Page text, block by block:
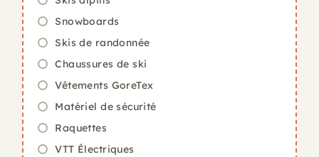
Snowboards
Skis de randonnée
Chaussures de ski
Vêtements GoreTex
Matériel de sécurité
Raquettes
VTT Électriques